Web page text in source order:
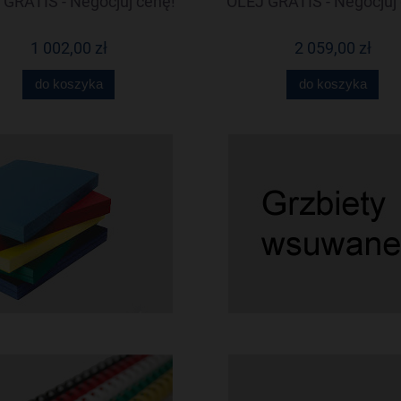
1 002,00 zł
do koszyka
2 059,00 zł
do koszyka